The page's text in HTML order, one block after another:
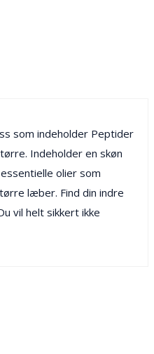
som indeholder Peptider
Indeholder en skøn
olier som
læber. Find din indre
vil helt sikkert ikke